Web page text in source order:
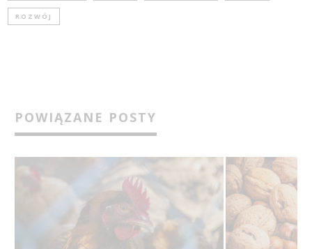
ROZWÓJ
POWIĄZANE POSTY